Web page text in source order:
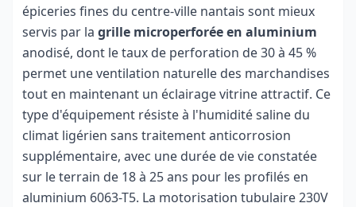
épiceries fines du centre-ville nantais sont mieux
servis par la grille microperforée en aluminium
anodisé, dont le taux de perforation de 30 à 45 %
permet une ventilation naturelle des marchandises
tout en maintenant un éclairage vitrine attractif. Ce
type d'équipement résiste à l'humidité saline du
climat ligérien sans traitement anticorrosion
supplémentaire, avec une durée de vie constatée
sur le terrain de 18 à 25 ans pour les profilés en
aluminium 6063-T5. La motorisation tubulaire 230V